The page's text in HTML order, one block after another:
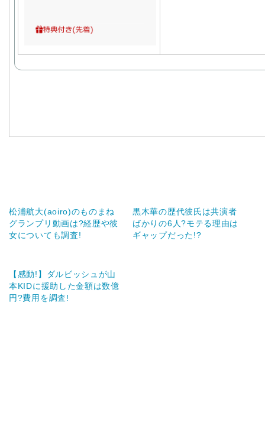
松浦航大(aoiro)のものまね
グランプリ動画は?経歴や彼
女についても調査!
黒木華の歴代彼氏は共演者
ばかりの6人?モテる理由は
ギャップだった!?
【感動!】ダルビッシュが山
本KIDに援助した金額は数億
円?費用を調査!